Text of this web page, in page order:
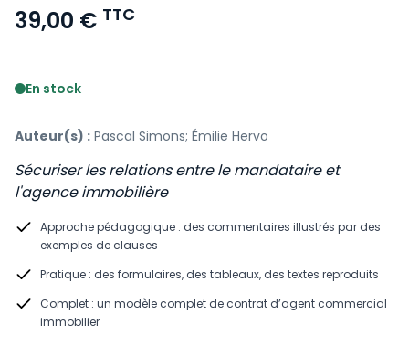
39,00 € TTC
En stock
Auteur(s) : Pascal Simons; Émilie Hervo
Sécuriser les relations entre le mandataire et
l'agence immobilière
Approche pédagogique : des commentaires illustrés par des
exemples de clauses
Pratique : des formulaires, des tableaux, des textes reproduits
Complet : un modèle complet de contrat d’agent commercial
immobilier